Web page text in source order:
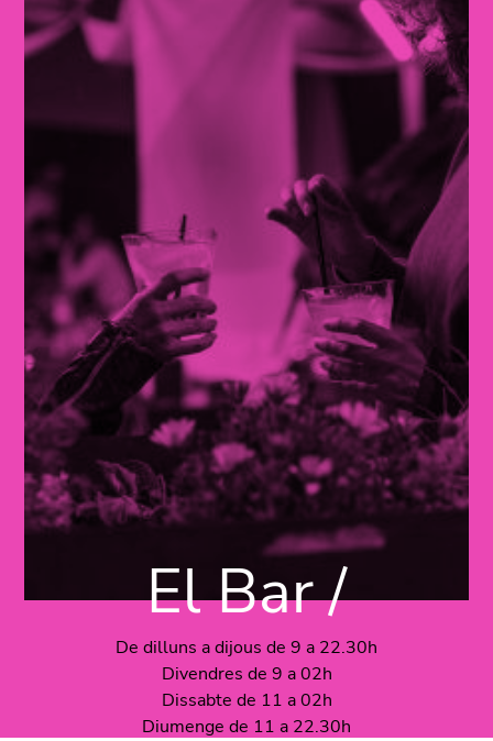
El Bar /
De dilluns a dijous de 9 a 22.30h
Divendres de 9 a 02h
Dissabte de 11 a 02h
Diumenge de 11 a 22.30h